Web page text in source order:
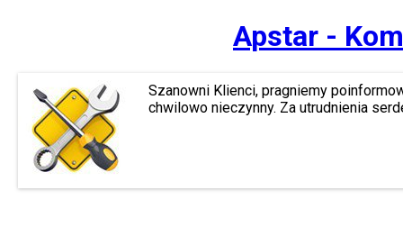
Apstar -
Szanowni Klienci, pragniemy
chwilowo nieczynny. Za utrudnienia